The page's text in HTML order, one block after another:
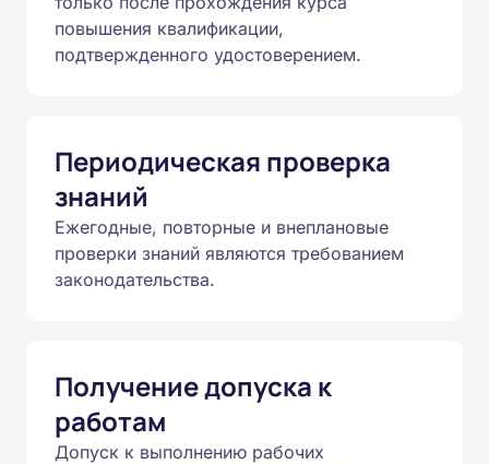
повышения квалификации,
подтвержденного удостоверением.
Периодическая проверка
знаний
Ежегодные, повторные и внеплановые
проверки знаний являются требованием
законодательства.
Получение допуска к
работам
Допуск к выполнению рабочих